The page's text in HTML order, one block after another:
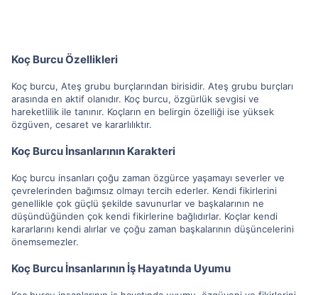
Koç Burcu Özellikleri
Koç burcu, Ateş grubu burçlarından birisidir. Ateş grubu burçları
arasında en aktif olanıdır. Koç burcu, özgürlük sevgisi ve
hareketlilik ile tanınır. Koçların en belirgin özelliği ise yüksek
özgüven, cesaret ve kararlılıktır.
Koç Burcu İnsanlarının Karakteri
Koç burcu insanları çoğu zaman özgürce yaşamayı severler ve
çevrelerinden bağımsız olmayı tercih ederler. Kendi fikirlerini
genellikle çok güçlü şekilde savunurlar ve başkalarının ne
düşündüğünden çok kendi fikirlerine bağlıdırlar. Koçlar kendi
kararlarını kendi alırlar ve çoğu zaman başkalarının düşüncelerini
önemsemezler.
Koç Burcu İnsanlarının İş Hayatında Uyumu